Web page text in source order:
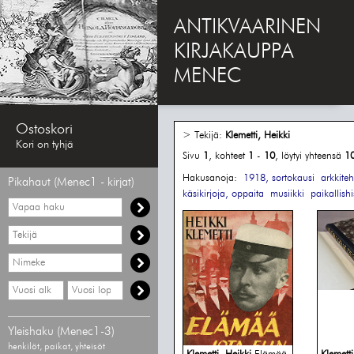
ANTIKVAARINEN
KIRJAKAUPPA
MENEC
Ostoskori
Kori on tyhjä
Pikahaut (Menec1 - kirjat)
Vapaa
haku
Hae
tekijää
Hae
nimekettä
Hae
vähimmäisvuosi
Hae
enimmäisvuosi
Yleishaku (Menec1-3)
henkilöt, paikat, yhteisöt
> Tekijä: Klemetti, Heikki
Sivu 1 , kohteet 1 - 10, löytyi yhteensä
Hakusanoja: 1918, sortokausi
käsikirjoja, oppaita
musiikki